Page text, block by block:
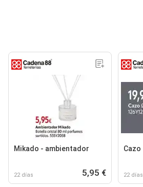
Mikado - ambientador
22 días 5,95 €
Cazo
22 días